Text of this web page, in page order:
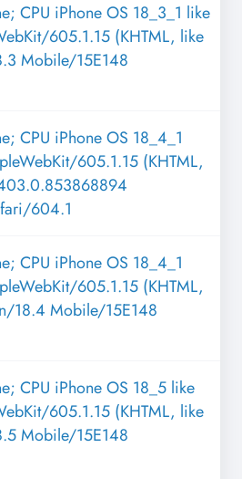
CPU iPhone OS 18_3_1 like
605.1.15 (KHTML, like
Mobile/15E148
CPU iPhone OS 18_4_1
605.1.15 (KHTML,
604.1
CPU iPhone OS 18_4_1
605.1.15 (KHTML,
18.4 Mobile/15E148
CPU iPhone OS 18_5 like
605.1.15 (KHTML, like
Mobile/15E148